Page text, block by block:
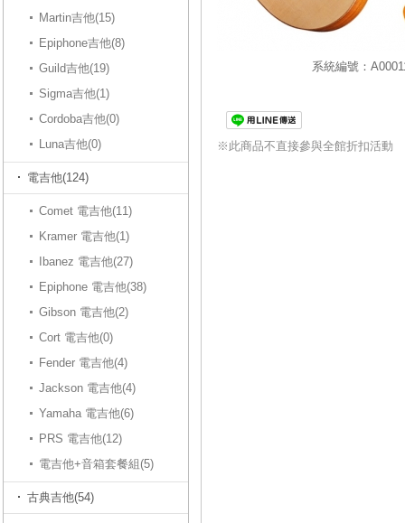
Martin吉他(15)
Epiphone吉他(8)
Guild吉他(19)
Sigma吉他(1)
Cordoba吉他(0)
Luna吉他(0)
電吉他(124)
Comet 電吉他(11)
Kramer 電吉他(1)
Ibanez 電吉他(27)
Epiphone 電吉他(38)
Gibson 電吉他(2)
Cort 電吉他(0)
Fender 電吉他(4)
Jackson 電吉他(4)
Yamaha 電吉他(6)
PRS 電吉他(12)
電吉他+音箱套餐組(5)
古典吉他(54)
系統編號：
※此商品不直接參與全館折扣活動